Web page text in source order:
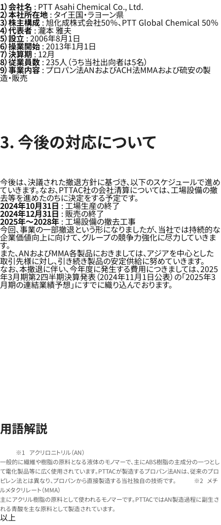
1）会社名 : PTT Asahi Chemical Co., Ltd.
2）本社所在地 : タイ王国・ラヨーン県
3）株主構成 : 旭化成株式会社50％、PTT Global Chemical 50％
4）代表者: 瀧本 雅夫
5）設立: 2006年8月1日
6）操業開始: 2013年1月1日
7）決算期: 12月
8）従業員数 : 235人（うち当社出向者は5名）
9）事業内容 : プロパン法ANおよびACH法MMAおよび硫安の製
造・販売
3. 今後の対応について
今後は、決議された撤退方針に基づき、以下のスケジュールで進め
ていきます。なお、PTTAC社の会社清算については、工場設備の撤
去等を進めたのちに決定をする予定です。
2024年10月31日 : 工場生産の終了
2024年12月31日 : 販売の終了
2025年～2028年 : 工場設備の撤去工事
今回、事業の一部撤退という形になりましたが、当社では持続的な
企業価値向上に向けて、グループの競争力強化に尽力していきま
す。
また、ANおよびMMA各製品におきましては、アジアを中心とした
取引先様に対し、引き続き製品の安定供給に努めていきます。
なお、本撤退に伴い、今年度に発生する費用につきましては、2025
年3月期第2四半期決算発表（2024年11月1日公表）の「2025年3
月期の連結業績予想」にすでに織り込んでおります。
用語解説
アクリロニトリル（AN）
一般的に繊維や樹脂の原料となる液体のモノマーで、主にABS樹脂の主成分の一つとし
て電化製品等に広く使用されています。PTTACが製造するプロパン法ANは、従来のプロ
ピレン法とは異なり、プロパンから直接製造する当社独自の技術です。
メチ
ルメタクリレート（MMA）
主にアクリル樹脂の原料として使われるモノマーです。PTTACではAN製造過程に副生さ
れる青酸を主な原料として製造されています。
以上